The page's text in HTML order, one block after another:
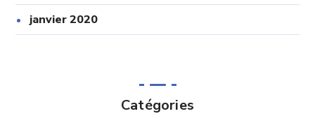
janvier 2020
Catégories